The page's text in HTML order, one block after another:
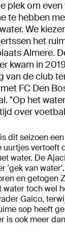
plek om
te hebben
We
het
Almere.
kwam in
van de club
FC Den
"Op het
over
dit seizoen
uurtjes vertoeft
water. De
'gek van
en getogen
water toch wel
Gaico,
sop heeft
is ook meer